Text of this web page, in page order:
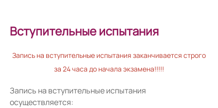
Вступительные испытания
Запись на вступительные испытания заканчивается строго
за 24 часа до начала экзамена!!!!!
Запись на вступительные испытания
осуществляется: